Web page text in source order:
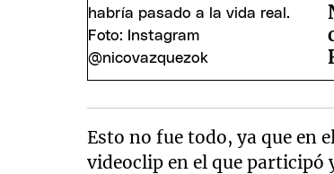
Esto no fue todo, ya que en
videoclip en el que participó